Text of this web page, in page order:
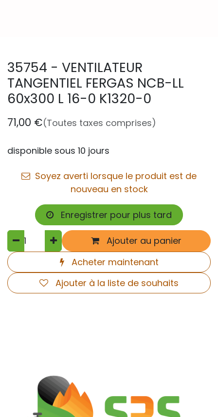
35754 - VENTILATEUR
TANGENTIEL FERGAS NCB-LL
60x300 L 16-0 K1320-0
71,00 €(Toutes taxes comprises)
disponible sous 10 jours
Soyez averti lorsque le produit est de
nouveau en stock
Enregistrer pour plus tard
Ajouter au panier
Acheter maintenant
Ajouter à la liste de souhaits